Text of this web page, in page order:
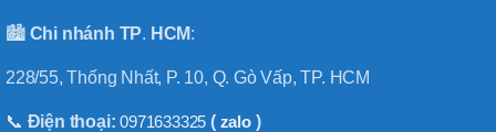
🏙️ Chi nhánh TP. HCM:
228/55, Thống Nhất, P. 10, Q. Gò Vấp, TP. HCM
📞 Điện thoại:0971633325 ( zalo)